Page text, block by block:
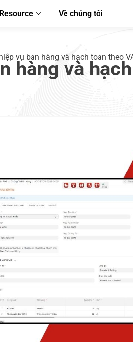
Resource Về chúng tôi
vụ bán hàng và hạch toán theo
hàng và